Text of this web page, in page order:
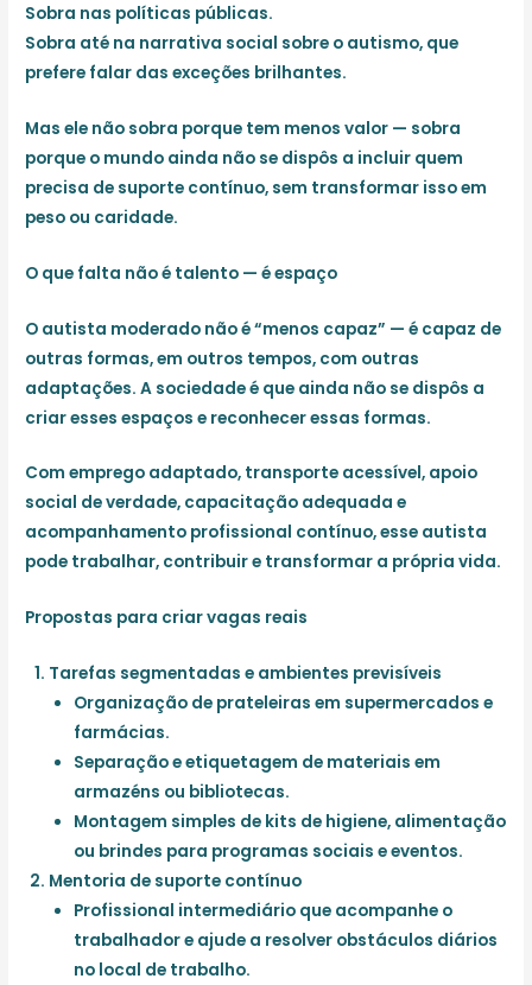
Sobra nas políticas públicas.
Sobra até na narrativa social sobre o autismo, que
prefere falar das exceções brilhantes.
Mas ele não sobra porque tem menos valor — sobra
porque o mundo ainda não se dispôs a incluir quem
precisa de suporte contínuo, sem transformar isso em
peso ou caridade.
O que falta não é talento — é espaço
O autista moderado não é “menos capaz” — é capaz de
outras formas, em outros tempos, com outras
adaptações. A sociedade é que ainda não se dispôs a
criar esses espaços e reconhecer essas formas.
Com emprego adaptado, transporte acessível, apoio
social de verdade, capacitação adequada e
acompanhamento profissional contínuo, esse autista
pode trabalhar, contribuir e transformar a própria vida.
Propostas para criar vagas reais
Tarefas segmentadas e ambientes previsíveis
Organização de prateleiras em supermercados e
farmácias.
Separação e etiquetagem de materiais em
armazéns ou bibliotecas.
Montagem simples de kits de higiene, alimentação
ou brindes para programas sociais e eventos.
Mentoria de suporte contínuo
Profissional intermediário que acompanhe o
trabalhador e ajude a resolver obstáculos diários
no local de trabalho.